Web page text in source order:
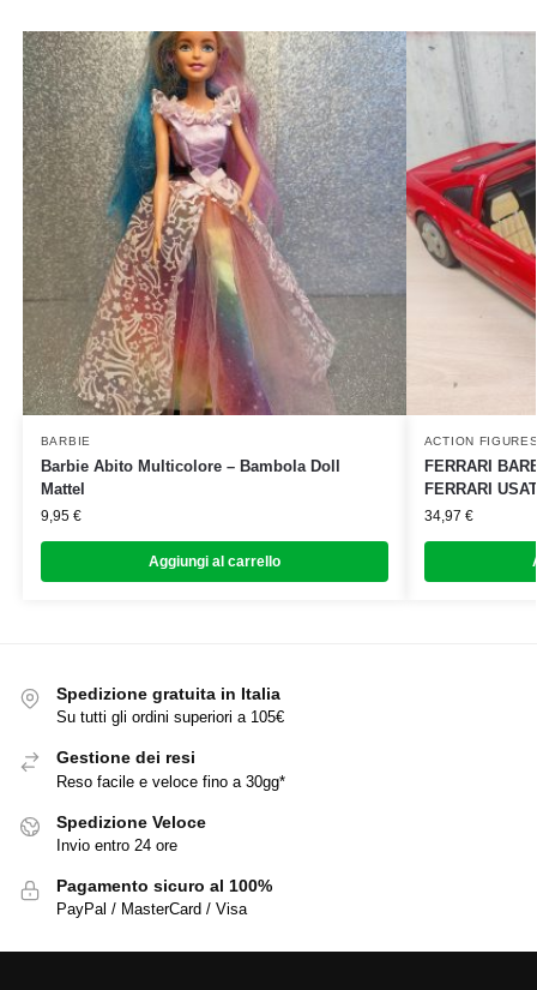
BARBIE
Barbie Abito Multicolore – Bambola Doll
Mattel
9,95 €
Aggiungi al carrello
ACTION
FERRARI
FERRARI
34,97 €
Spedizione gratuita in Italia
Su tutti gli ordini superiori a 105€
Gestione dei resi
Reso facile e veloce fino a 30gg*
Spedizione Veloce
Invio entro 24 ore
Pagamento sicuro al 100%
PayPal / MasterCard / Visa